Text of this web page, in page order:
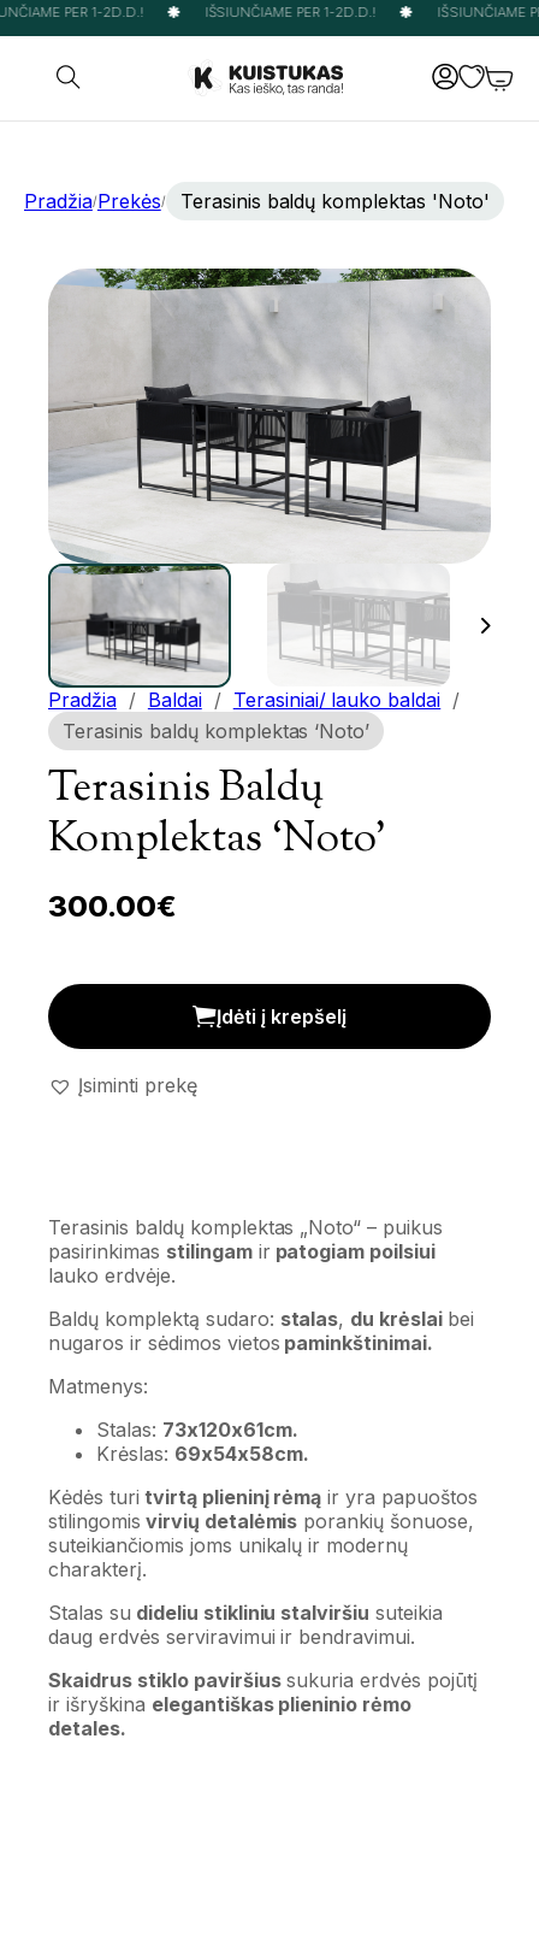
PER 1-2D.D.! IŠSIUNČIAME PER 1-2D.D.! IŠSIUNČIAME
Pradžia/Prekės/ Terasinis baldų komplektas 'Noto'
Pradžia / Baldai / Terasiniai/ lauko baldai /
Terasinis baldų komplektas ‘Noto’
Terasinis Baldų
Komplektas ‘Noto’
300.00€
Terasinis baldų komplektas 'Noto' kiekis
Įdėti į krepšelį
Įsiminti prekę
Terasinis baldų komplektas „Noto“ – puikus
pasirinkimas stilingamirpatogiam poilsiui
lauko erdvėje.
Baldų komplektą sudaro: stalas, du krėslai bei
nugaros ir sėdimos vietos paminkštinimai.
Matmenys:
Stalas: 73x120x61cm.
Krėslas: 69x54x58cm.
Kėdės turi tvirtą plieninį rėmą ir yra papuoštos
stilingomis virvių detalėmis porankių šonuose,
suteikiančiomis joms unikalų ir modernų
charakterį.
Stalas su dideliu stikliniu stalviršiu suteikia
daug erdvės serviravimui ir bendravimui.
Skaidrus stiklo paviršiussukuria erdvės pojūtį
ir išryškina elegantiškas plieninio rėmo
detales.